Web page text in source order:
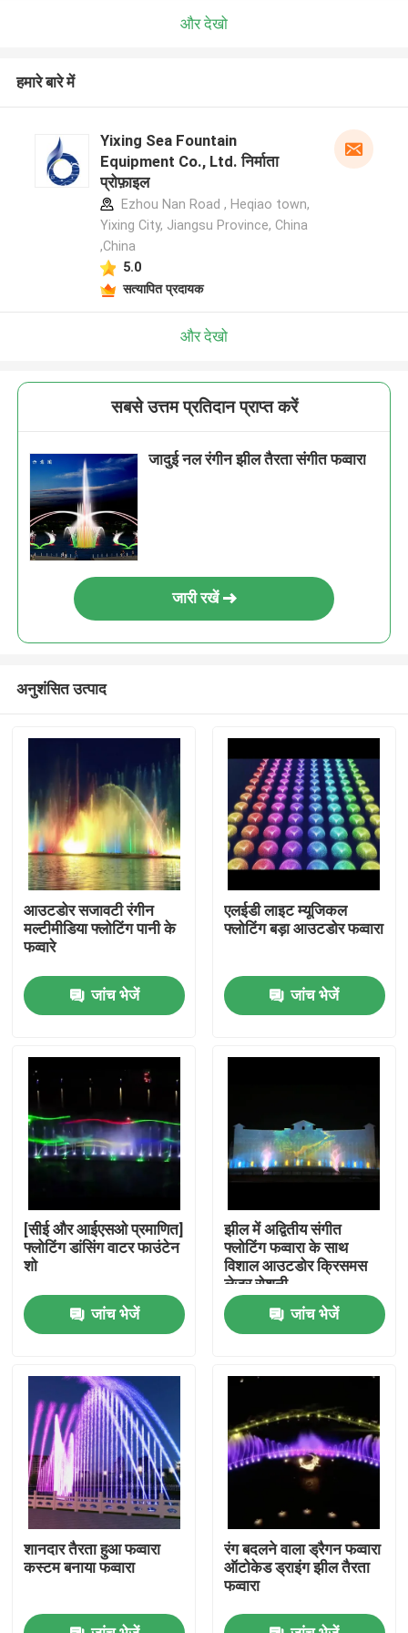
होम
उत्पाद
हमारे बारे में
फैक्टरी यात्रा
गुणवत्ता नियंत्रण
हमसे संपर्क करें
एक बोली का अनुरोध
तैरता हुआ फव्वारा
झील के फव्वारे
संगीतमय फव्वारा
और देखो
हमारे बारे में
Yixing Sea Fountain
Equipment Co., Ltd. निर्माता
प्रोफ़ाइल
Ezhou Nan Road , Heqiao town,
Yixing City, Jiangsu Province, China
,China
5.0
सत्यापित प्रदायक
और देखो
सबसे उत्तम प्रतिदान प्राप्त करें
जादुई नल रंगीन झील तैरता संगीत फव्वारा
जारी रखें
अनुशंसित उत्पाद
आउटडोर सजावटी रंगीन
मल्टीमीडिया फ्लोटिंग पानी के
फव्वारे
जांच भेजें
एलईडी लाइट म्यूजिकल
फ्लोटिंग बड़ा आउटडोर फव्वारा
जांच भेजें
[सीई और आईएसओ प्रमाणित]
फ्लोटिंग डांसिंग वाटर फाउंटेन
शो
जांच भेजें
झील में अद्वितीय संगीत
फ्लोटिंग फव्वारा के साथ
विशाल आउटडोर क्रिसमस
लेजर रोशनी
जांच भेजें
शानदार तैरता हुआ फव्वारा
कस्टम बनाया फव्वारा
रंग बदलने वाला ड्रैगन फव्वारा
ऑटोकेड ड्राइंग झील तैरता
फव्वारा